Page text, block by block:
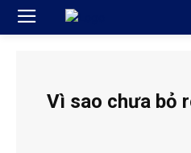
Vì sao chưa bỏ